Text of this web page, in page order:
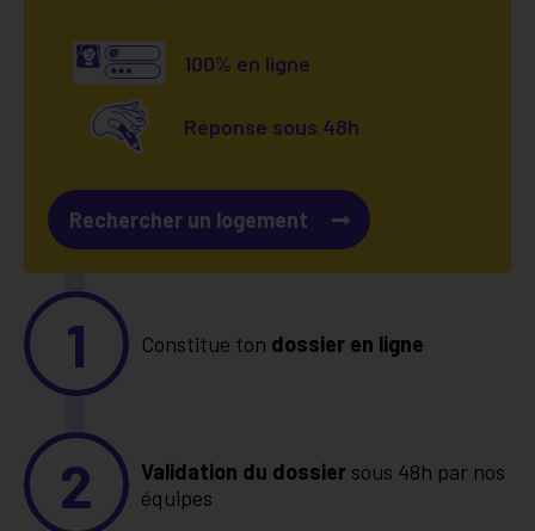
100% en ligne
Réponse sous 48h
Rechercher un logement
1 Constitue ton dossier en ligne
2 Validation du dossier sous 48h par nos
équipes